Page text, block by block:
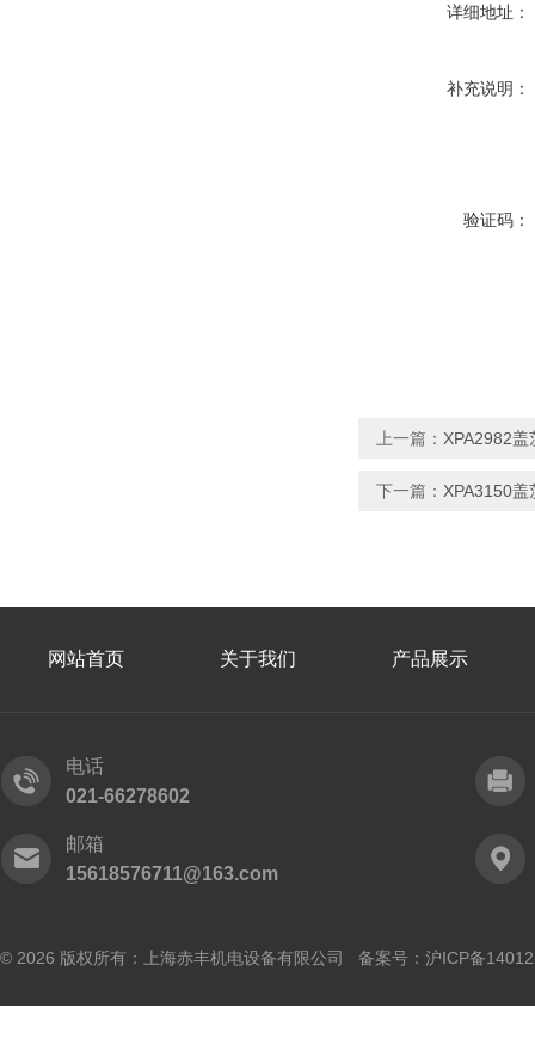
详细地址：
补充说明：
验证码：
上一篇： XPA2982
下一篇： XPA3150
网站首页 关于我们 产品展示
电话
021-66278602
邮箱
15618576711@163.com
© 2026 版权所有：上海赤丰机电设备有限公司 备案号： 沪ICP备